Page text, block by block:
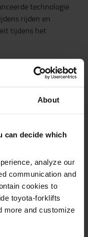
About
can decide which
analyze our
communication and
cookies to
toyota-forklifts
more and customize
technologie
rijden en
tijdens het